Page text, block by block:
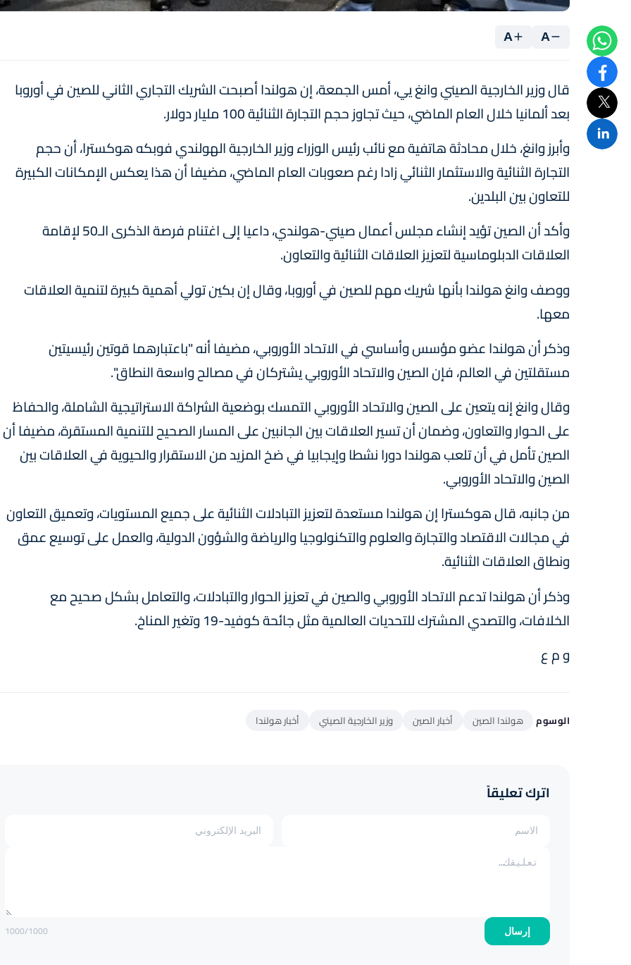
A
A
قال وزير الخارجية الصيني وانغ يي، أمس الجمعة، إن هولندا أصبحت الشريك التجاري الثاني للصين في أوروبا
بعد ألمانيا خلال العام الماضي، حيث تجاوز حجم التجارة الثنائية 100 مليار دولار.
وأبرز وانغ، خلال محادثة هاتفية مع نائب رئيس الوزراء وزير الخارجية الهولندي فوبكه هوكسترا، أن حجم
التجارة الثنائية والاستثمار الثنائي زادا رغم صعوبات العام الماضي، مضيفا أن هذا يعكس الإمكانات الكبيرة
للتعاون بين البلدين.
وأكد أن الصين تؤيد إنشاء مجلس أعمال صيني-هولندي، داعيا إلى اغتنام فرصة الذكرى الـ50 لإقامة
العلاقات الدبلوماسية لتعزيز العلاقات الثنائية والتعاون.
ووصف وانغ هولندا بأنها شريك مهم للصين في أوروبا، وقال إن بكين تولي أهمية كبيرة لتنمية العلاقات
معها.
وذكر أن هولندا عضو مؤسس وأساسي في الاتحاد الأوروبي، مضيفا أنه "باعتبارهما قوتين رئيسيتين
مستقلتين في العالم، فإن الصين والاتحاد الأوروبي يشتركان في مصالح واسعة النطاق".
وقال وانغ إنه يتعين على الصين والاتحاد الأوروبي التمسك بوضعية الشراكة الاستراتيجية الشاملة، والحفاظ
على الحوار والتعاون، وضمان أن تسير العلاقات بين الجانبين على المسار الصحيح للتنمية المستقرة، مضيفا أن
الصين تأمل في أن تلعب هولندا دورا نشطا وإيجابيا في ضخ المزيد من الاستقرار والحيوية في العلاقات بين
الصين والاتحاد الأوروبي.
من جانبه، قال هوكسترا إن هولندا مستعدة لتعزيز التبادلات الثنائية على جميع المستويات، وتعميق التعاون
في مجالات الاقتصاد والتجارة والعلوم والتكنولوجيا والرياضة والشؤون الدولية، والعمل على توسيع عمق
ونطاق العلاقات الثنائية.
وذكر أن هولندا تدعم الاتحاد الأوروبي والصين في تعزيز الحوار والتبادلات، والتعامل بشكل صحيح مع
الخلافات، والتصدي المشترك للتحديات العالمية مثل جائحة كوفيد-19 وتغير المناخ.
و م ع
الوسوم هولندا الصين أخبار الصين وزير الخارجية الصيني أخبار هولندا
اترك تعليقاً
إرسال 1000/1000